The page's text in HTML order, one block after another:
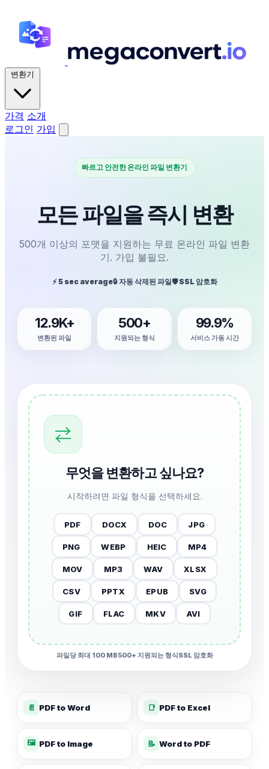
변환기
가격 소개
로그인 가입
빠르고 안전한 온라인 파일 변환기
모든 파일을 즉시 변환
500개 이상의 포맷을 지원하는 무료 온라인 파일 변환
기. 가입 불필요.
⚡ 5 sec average🔒 자동 삭제된 파일🛡️ SSL 암호화
12.9K+
변환된 파일
500+
지원되는 형식
99.9%
서비스 가동 시간
⇄
무엇을 변환하고 싶나요?
시작하려면 파일 형식을 선택하세요.
PDF DOCX DOC JPG
PNG WEBP HEIC MP4
MOV MP3 WAV XLSX
CSV PPTX EPUB SVG
GIF FLAC MKV AVI
파일당 최대 100 MB500+ 지원되는 형식SSL 암호화
📄 PDF to Word 📑 PDF to Excel
🖼️ PDF to Image 📝 Word to PDF